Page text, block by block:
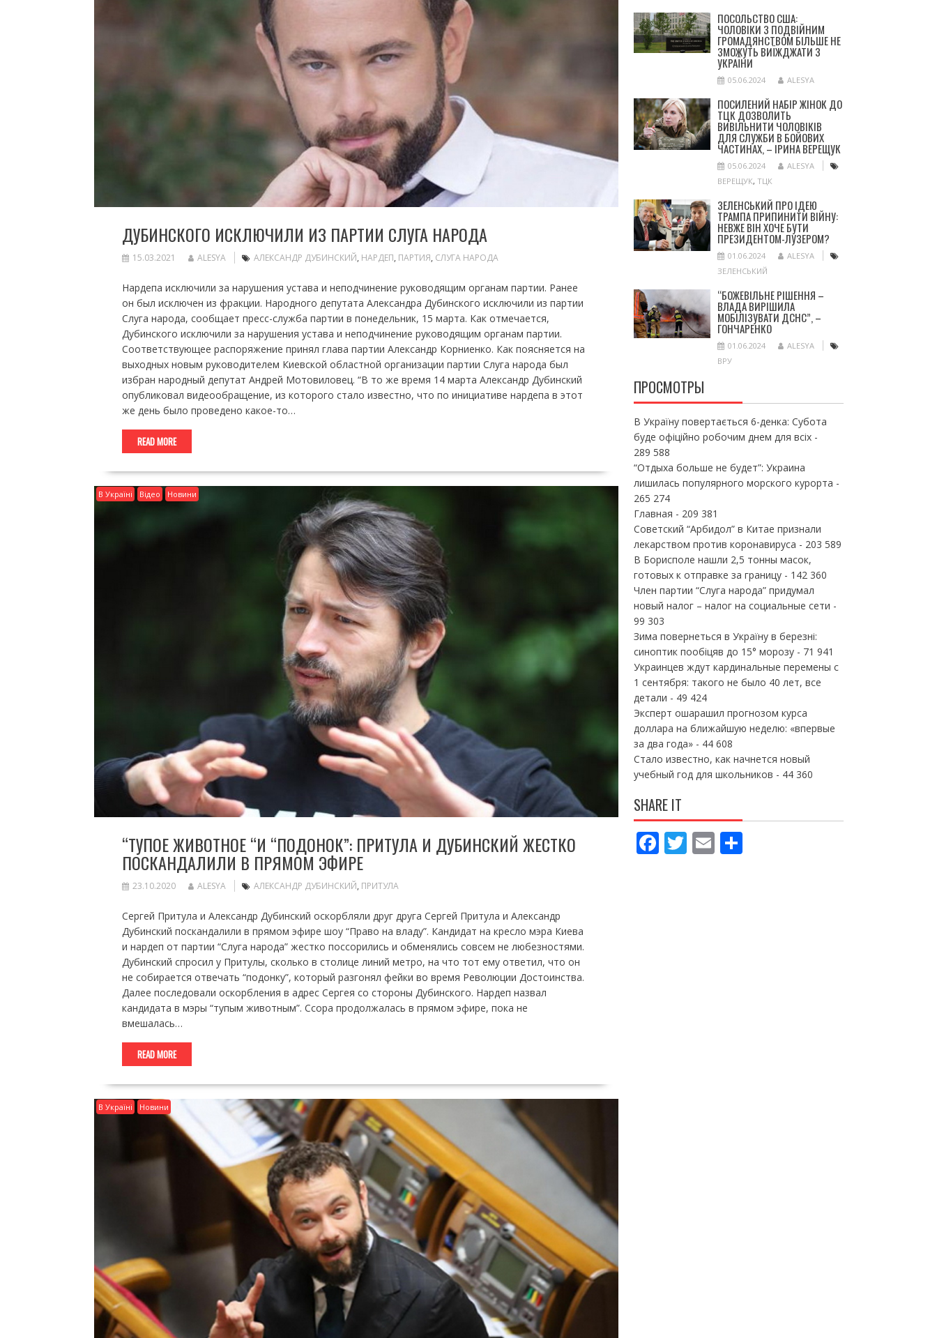
ДУБИНСКОГО ИСКЛЮЧИЛИ ИЗ ПАРТИИ СЛУГА НАРОДА
15.03.2021 ALESYA АЛЕКСАНДР ДУБИНСКИЙ, НАРДЕП, ПАРТИЯ, СЛУГА НАРОДА
Нардепа исключили за нарушения устава и неподчинение руководящим органам партии. Ранее
он был исключен из фракции. Народного депутата Александра Дубинского исключили из партии
Слуга народа, сообщает пресс-служба партии в понедельник, 15 марта. Как отмечается,
Дубинского исключили за нарушения устава и неподчинение руководящим органам партии.
Соответствующее распоряжение принял глава партии Александр Корниенко. Как поясняется на
выходных новым руководителем Киевской областной организации партии Слуга народа был
избран народный депутат Андрей Мотовиловец. “В то же время 14 марта Александр Дубинский
опубликовал видеообращение, из которого стало известно, что по инициативе нардепа в этот
же день было проведено какое-то…
READ MORE
В Україні Відео Новини
“ТУПОЕ ЖИВОТНОЕ “И “ПОДОНОК”: ПРИТУЛА И ДУБИНСКИЙ ЖЕСТКО
ПОСКАНДАЛИЛИ В ПРЯМОМ ЭФИРЕ
23.10.2020 ALESYA АЛЕКСАНДР ДУБИНСКИЙ, ПРИТУЛА
Сергей Притула и Александр Дубинский оскорбляли друг друга Сергей Притула и Александр
Дубинский поскандалили в прямом эфире шоу “Право на владу”. Кандидат на кресло мэра Киева
и нардеп от партии “Слуга народа” жестко поссорились и обменялись совсем не любезностями.
Дубинский спросил у Притулы, сколько в столице линий метро, на что тот ему ответил, что он
не собирается отвечать “подонку”, который разгонял фейки во время Революции Достоинства.
Далее последовали оскорбления в адрес Сергея со стороны Дубинского. Нардеп назвал
кандидата в мэры “тупым животным”. Ссора продолжалась в прямом эфире, пока не
вмешалась…
READ MORE
В Україні Новини
ПОСОЛЬСТВО США:
ЧОЛОВІКИ З ПОДВІЙНИМ
ГРОМАДЯНСТВОМ БІЛЬШЕ НЕ
ЗМОЖУТЬ ВИЇЖДЖАТИ З
УКРАЇНИ
05.06.2024 ALESYA
ПОСИЛЕНИЙ НАБІР ЖІНОК ДО
ТЦК ДОЗВОЛИТЬ
ВИВІЛЬНИТИ ЧОЛОВІКІВ
ДЛЯ СЛУЖБИ В БОЙОВИХ
ЧАСТИНАХ, – ІРИНА ВЕРЕЩУК
05.06.2024
ALESYA
ВЕРЕЩУК, ТЦК
ЗЕЛЕНСЬКИЙ ПРО ІДЕЮ
ТРАМПА ПРИПИНИТИ ВІЙНУ:
НЕВЖЕ ВІН ХОЧЕ БУТИ
ПРЕЗИДЕНТОМ-ЛУЗЕРОМ?
01.06.2024
ALESYA
ЗЕЛЕНСЬКИЙ
“БОЖЕВІЛЬНЕ РІШЕННЯ –
ВЛАДА ВИРІШИЛА
МОБІЛІЗУВАТИ ДСНС”, –
ГОНЧАРЕНКО
01.06.2024
ALESYA
ВРУ
ПРОСМОТРЫ
В Україну повертається 6-денка: Субота
буде офіційно робочим днем для всіх-
289 588
“Отдыха больше не будет”: Украина
лишилась популярного морского курорта -
265 274
Главная - 209 381
Советский “Арбидол” в Китае признали
лекарством против коронавируса - 203 589
В Борисполе нашли 2,5 тонны масок,
готовых к отправке за границу- 142 360
Член партии “Слуга народа” придумал
новый налог – налог на социальные сети -
99 303
Зима повернеться в Україну в березні:
синоптик пообіцяв до 15° морозу- 71 941
Украинцев ждут кардинальные перемены с
1 сентября: такого не было 40 лет, все
детали - 49 424
Эксперт ошарашил прогнозом курса
доллара на ближайшую неделю: «впервые
за два года»- 44 608
Стало известно, как начнется новый
учебный год для школьников - 44 360
SHARE IT
F T E П